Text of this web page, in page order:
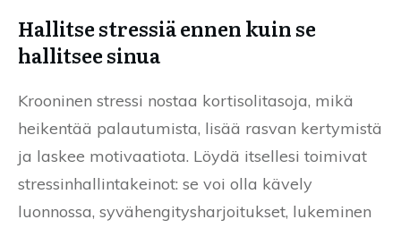
Hallitse stressiä ennen kuin se
hallitsee sinua
Krooninen stressi nostaa kortisolitasoja, mikä
heikentää palautumista, lisää rasvan kertymistä
ja laskee motivaatiota. Löydä itsellesi toimivat
stressinhallintakeinot: se voi olla kävely
luonnossa, syvähengitysharjoitukset, lukeminen